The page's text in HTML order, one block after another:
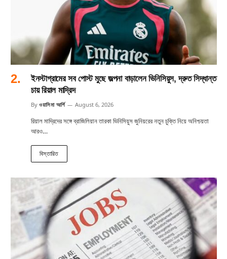
ইনস্টাগ্রামের সব পোস্ট মুছে জল্পনা বাড়ালেন ভিনিসিয়ুস, দ্রুত সিদ্ধান্ত
চায় রিয়াল মাদ্রিদ
By ওয়াসিমা আর্শি August 6, 2026
রিয়াল মাদ্রিদের সঙ্গে ব্রাজিলিয়ান তারকা ভিনিসিয়ুস জুনিয়রের নতুন চুক্তি নিয়ে অনিশ্চয়তা
আরও…
বিস্তারিত